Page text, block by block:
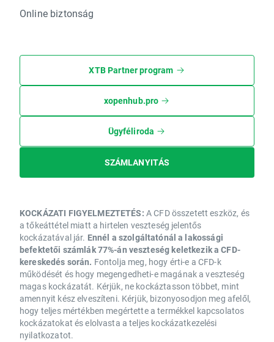
Online biztonság
XTB Partner program
xopenhub.pro
Ügyféliroda
SZÁMLANYITÁS
KOCKÁZATI FIGYELMEZTETÉS: A CFD összetett eszköz, és
a tőkeáttétel miatt a hirtelen veszteség jelentős
kockázatával jár. Ennél a szolgáltatónál a lakossági
befektetői számlák 77%-án veszteség keletkezik a CFD-
kereskedés során. Fontolja meg, hogy érti-e a CFD-k
működését és hogy megengedheti-e magának a veszteség
magas kockázatát. Kérjük, ne kockáztasson többet, mint
amennyit kész elveszíteni. Kérjük, bizonyosodjon meg afelől,
hogy teljes mértékben megértette a termékkel kapcsolatos
kockázatokat és elolvasta a teljes kockázatkezelési
nyilatkozatot.